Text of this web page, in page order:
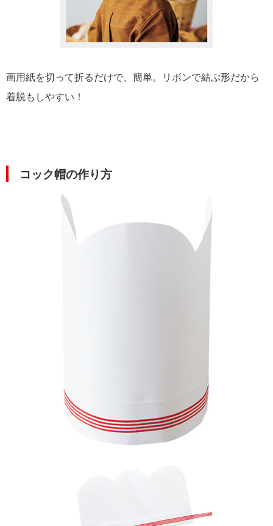
画用紙を切って折るだけで、簡単。リボンで結ぶ形だから
着脱もしやすい！
コック帽の作り方